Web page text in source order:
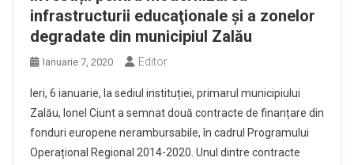
infrastructurii educaţionale și a zonelor
degradate din municipiul Zalău
Ianuarie 7, 2020 Editor
Ieri, 6 ianuarie, la sediul instituției, primarul municipiului
Zalău, Ionel Ciunt a semnat două contracte de finanțare din
fonduri europene nerambursabile, în cadrul Programului
Operațional Regional 2014-2020. Unul dintre contracte